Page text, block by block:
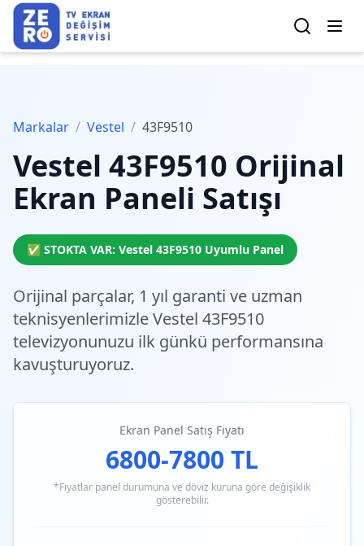
Markalar / Vestel / 43F9510
Vestel 43F9510 Orijinal
Ekran Paneli Satışı
✅ STOKTA VAR: Vestel 43F9510 Uyumlu Panel
Orijinal parçalar, 1 yıl garanti ve uzman
teknisyenlerimizle Vestel 43F9510
televizyonunuzu ilk günkü performansına
kavuşturuyoruz.
Ekran Panel Satış Fiyatı
6800-7800 TL
*Fiyatlar panel durumuna ve döviz kuruna göre değişiklik
gösterebilir.